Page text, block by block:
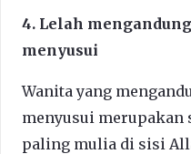
4. Lelah
menyusui
Wanita yang
menyusui merupakan
paling mulia di sisi